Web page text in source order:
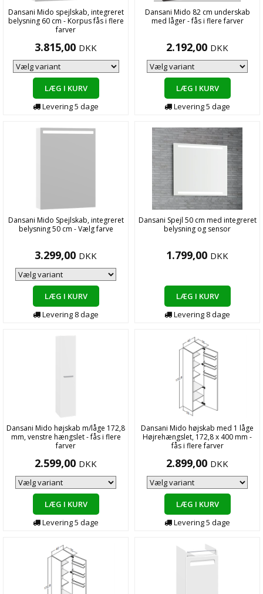
Dansani Mido spejlskab, integreret
belysning 60 cm - Korpus fås i flere
farver
3.815,00 DKK
LÆG I KURV
Levering5 dage
Dansani Mido 82 cm underskab
med låger - fås i flere farver
2.192,00 DKK
LÆG I KURV
Levering5 dage
Dansani Mido Spejlskab, integreret
belysning 50 cm - Vælg farve
3.299,00 DKK
LÆG I KURV
Levering 8dage
Dansani Spejl 50 cm med integreret
belysning og sensor
1.799,00 DKK
LÆG I KURV
Levering 8dage
Dansani Mido højskab m/låge 172,8
mm, venstre hængslet - fås i flere
farver
2.599,00 DKK
LÆG I KURV
Levering5 dage
Dansani Mido højskab med 1 låge
Højrehængslet, 172,8 x 400 mm -
fås i flere farver
2.899,00 DKK
LÆG I KURV
Levering5 dage